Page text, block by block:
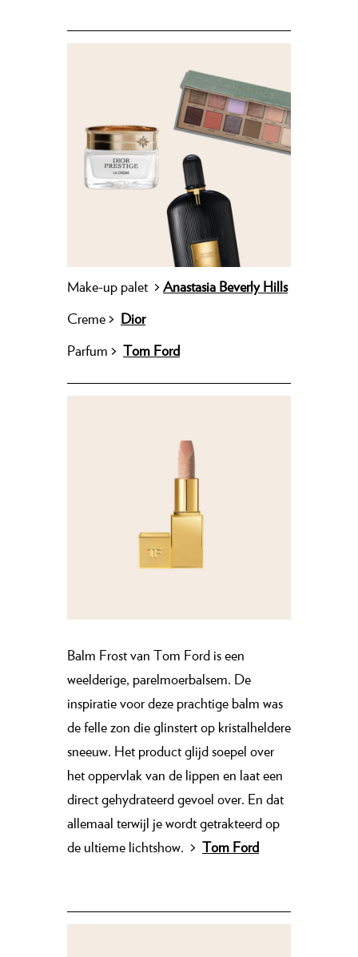
Make-up palet >Anastasia Beverly Hills
Creme> Dior
Parfum > Tom Ford
Balm Frost van Tom Ford is een
weelderige, parelmoerbalsem. De
inspiratie voor deze prachtige balm was
de felle zon die glinstert op kristalheldere
sneeuw. Het product glijd soepel over
het oppervlak van de lippen en laat een
direct gehydrateerd gevoel over. En dat
allemaal terwijl je wordt getrakteerd op
de ultieme lichtshow. > Tom Ford